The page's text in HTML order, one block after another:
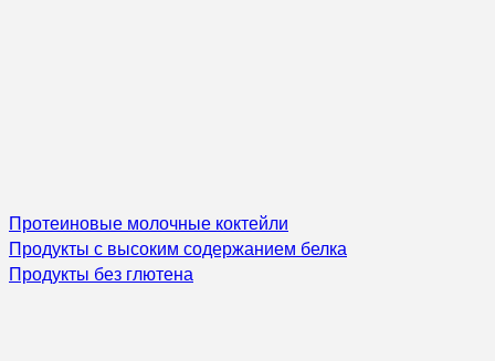
Протеиновые молочные коктейли
Продукты с высоким содержанием белка
Продукты без глютена